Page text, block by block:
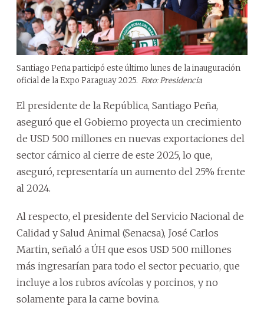
Santiago Peña participó este último lunes de la inauguración
oficial de la Expo Paraguay 2025. Foto: Presidencia
El presidente de la República, Santiago Peña,
aseguró que el Gobierno proyecta un crecimiento
de USD 500 millones en nuevas exportaciones del
sector cárnico al cierre de este 2025, lo que,
aseguró, representaría un aumento del 25% frente
al 2024.
Al respecto, el presidente del Servicio Nacional de
Calidad y Salud Animal (Senacsa), José Carlos
Martin, señaló a ÚH que esos USD 500 millones
más ingresarían para todo el sector pecuario, que
incluye a los rubros avícolas y porcinos, y no
solamente para la carne bovina.